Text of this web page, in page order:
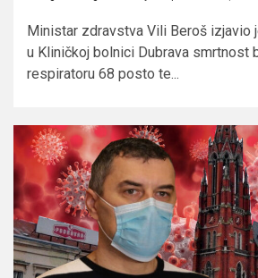
Ministar zdravstva Vili Beroš izjavio
u Kliničkoj bolnici Dubrava smrtnost
respiratoru 68 posto te...